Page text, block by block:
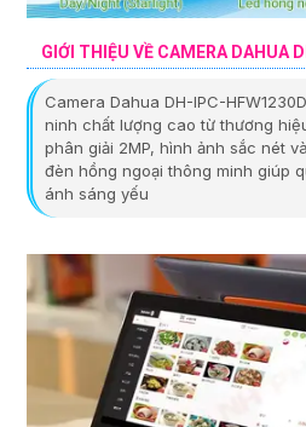
GIỚI THIỆU VỀ CAMERA DAHUA
Camera Dahua DH-IPC-
ninh chất lượng cao từ thương
phân giải 2MP, hình ảnh sắc nét
đèn hồng ngoại thông minh giúp
ánh sáng yếu